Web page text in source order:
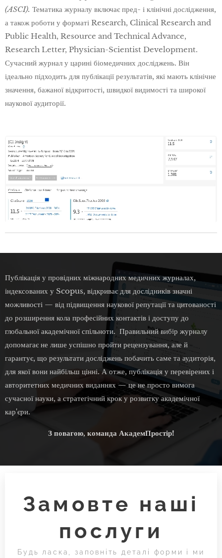
(ASCI). Тематика журналу включає пред- і клінічні дослідження,
а також роботи у форматі Research, Clinical Research and
Public Health, Resource and Technical Advance,
Research Letter, Physician-Scientist Development.
Сучасний журнал у царині біомедичних досліджень. Він
ідеально підходить для публікації результатів, які мають клінічне
значення, бажаної відкритості, швидкої видимості та широкої
наукової аудиторії.
Публікація у провідних міжнародних медичних журналах,
індексованих у Scopus, відкриває для дослідників значні
можливості — від підвищення наукової репутації та цитованості
до розширення кола професійних контактів і доступу до
глобальної академічної спільноти. Правильний вибір журналу
допомагає не лише успішно пройти рецензування, але й
гарантує, що результати досліджень побачить саме та аудиторія,
для якої вони найбільш цінні. А отже, публікація у перевірених і
авторитетних медичних виданнях — це не просто вимога
сучасної науки, а стратегічний крок у розвитку академічної
кар'єри.
З повагою, команда АкадемПростір!
Замовте наші
послуги
Будь ласка, заповніть деталі форми і ми